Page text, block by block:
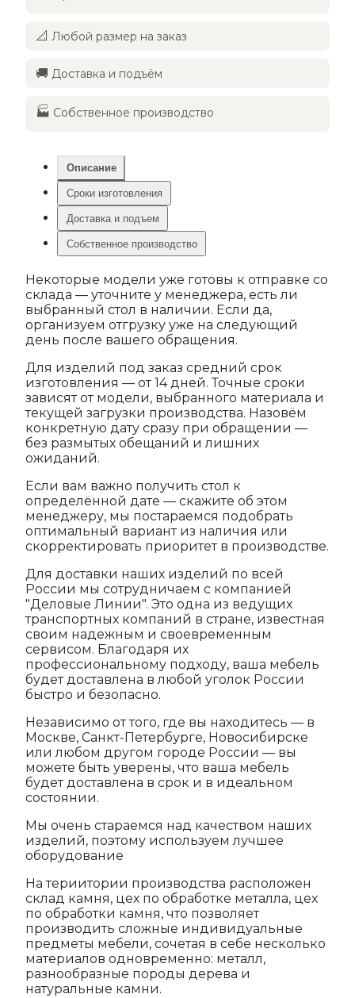
📐 Любой размер на заказ
🚚 Доставка и подъём
🏭 Собственное производство
Описание
Сроки изготовления
Доставка и подъем
Собственное производство
Некоторые модели уже готовы к отправке со
склада — уточните у менеджера, есть ли
выбранный стол в наличии. Если да,
организуем отгрузку уже на следующий
день после вашего обращения.
Для изделий под заказ средний срок
изготовления — от 14 дней. Точные сроки
зависят от модели, выбранного материала и
текущей загрузки производства. Назовём
конкретную дату сразу при обращении —
без размытых обещаний и лишних
ожиданий.
Если вам важно получить стол к
определённой дате — скажите об этом
менеджеру, мы постараемся подобрать
оптимальный вариант из наличия или
скорректировать приоритет в производстве.
Для доставки наших изделий по всей
России мы сотрудничаем с компанией
"Деловые Линии". Это одна из ведущих
транспортных компаний в стране, известная
своим надежным и своевременным
сервисом. Благодаря их
профессиональному подходу, ваша мебель
будет доставлена в любой уголок России
быстро и безопасно.
Независимо от того, где вы находитесь — в
Москве, Санкт-Петербурге, Новосибирске
или любом другом городе России — вы
можете быть уверены, что ваша мебель
будет доставлена в срок и в идеальном
состоянии.
Мы очень стараемся над качеством наших
изделий, поэтому используем лучшее
оборудование
На териитории производства расположен
склад камня, цех по обработке металла, цех
по обработки камня, что позволяет
производить сложные индивидуальные
предметы мебели, сочетая в себе несколько
материалов одновременно: металл,
разнообразные породы дерева и
натуральные камни.